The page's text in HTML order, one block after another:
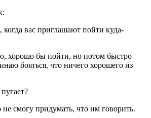
вас приглашают пойти куда-
хорошо бы пойти, но потом быстро
бояться, что ничего хорошего из
смогу придумать, что им говорить.